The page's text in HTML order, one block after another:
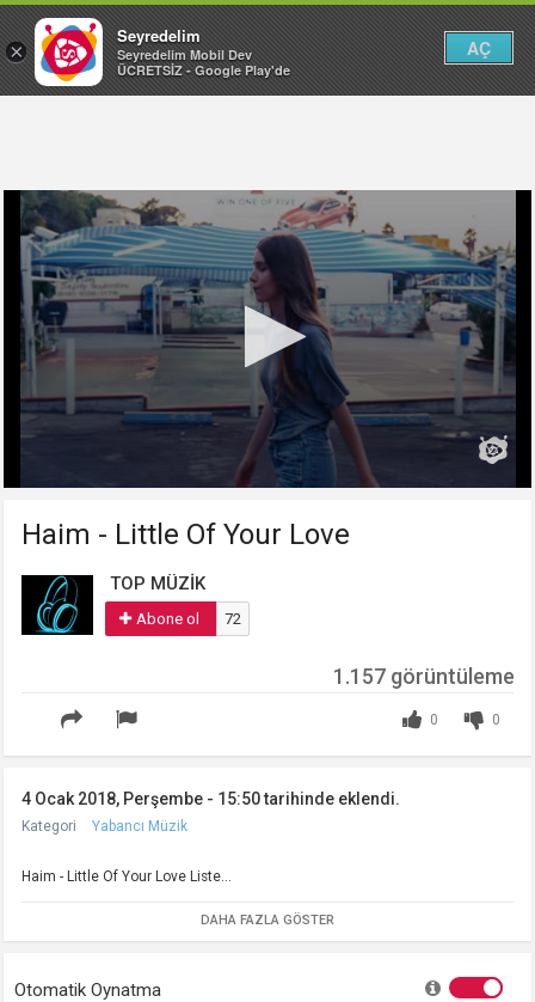
Haim - Little Of Your Love
TOP MÜZİK
Abone ol 72
0
0
1.157 görüntüleme
4 Ocak 2018, Perşembe - 15:50 tarihinde eklendi.
Kategori Yabancı Müzik
Haim - Little Of Your Love Liste...
DAHA FAZLA GÖSTER
Otomatik Oynatma
×
Seyredelim
Seyredelim Mobil Dev
ÜCRETSİZ - Google Play'de
AÇ